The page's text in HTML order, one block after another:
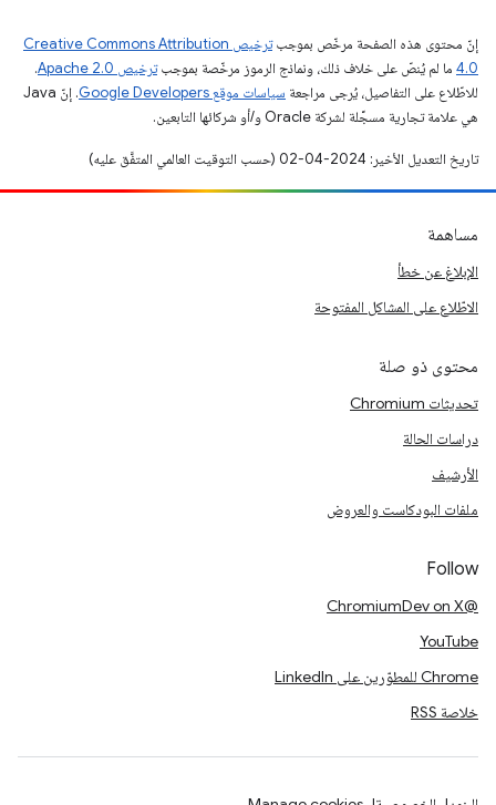
إنّ محتوى هذه الصفحة مرخّص بموجب
ترخيص Creative Commons Attribution
4.0‏ ما لم يُنصّ على خلاف ذلك، ونماذج الرموز مرخّصة بموجبترخيص Apache 2.0‏
.
للاطّلاع على التفاصيل، يُرجى مراجعة سياسات موقع Google Developers‏
. إنّ Java
هي علامة تجارية مسجَّلة لشركة Oracle و/أو شركائها التابعين.
تاريخ التعديل الأخير: 2024-04-02 (حسب التوقيت العالمي المتفَّق عليه)
مساهمة
الإبلاغ عن خطأ
الاطّلاع على المشاكل المفتوحة
محتوى ذو صلة
تحديثات Chromium
دراسات الحالة
الأرشيف
ملفات البودكاست والعروض
Follow
@ChromiumDev on X
YouTube
Chrome للمطوّرين على LinkedIn
خلاصة RSS